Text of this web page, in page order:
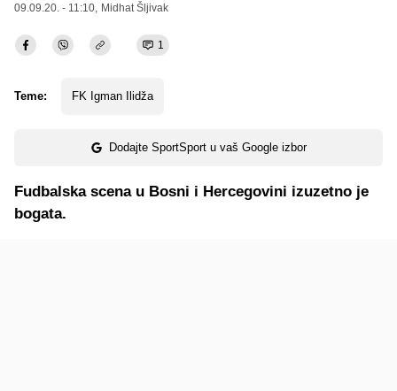
09.09.20. - 11:10, Midhat Šljivak
1
Teme: FK Igman Ilidža
Dodajte SportSport u vaš Google izbor
Fudbalska scena u Bosni i Hercegovini izuzetno je
bogata.